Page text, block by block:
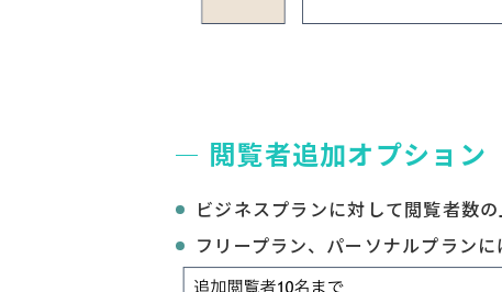
閲覧者追加オプション
ビジネスプランに対して閲覧者数
フリープラン、パーソナルプラン